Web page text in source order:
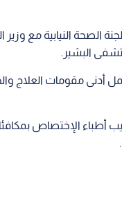
الصحة النيابية مع
البشير.
مقومات العلاج
أطباء الإختصاص